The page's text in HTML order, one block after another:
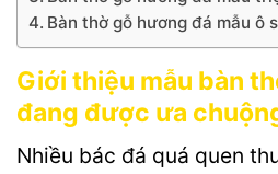
Bàn thờ gỗ hương đá mẫu ô
Giới thiệu mẫu bàn
đang được ưa
Nhiều bác đá quá quen